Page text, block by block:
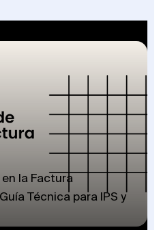
la Factura
Técnica para IPS y